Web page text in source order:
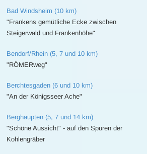
Bad Windsheim (10 km)
"Frankens gemütliche Ecke zwischen
Steigerwald und Frankenhöhe"
Bendorf/Rhein (5, 7 und 10 km)
"RÖMERweg"
Berchtesgaden (6 und 10 km)
"An der Königsseer Ache"
Berghaupten (5, 7 und 14 km)
"Schöne Aussicht" - auf den Spuren der
Kohlengräber